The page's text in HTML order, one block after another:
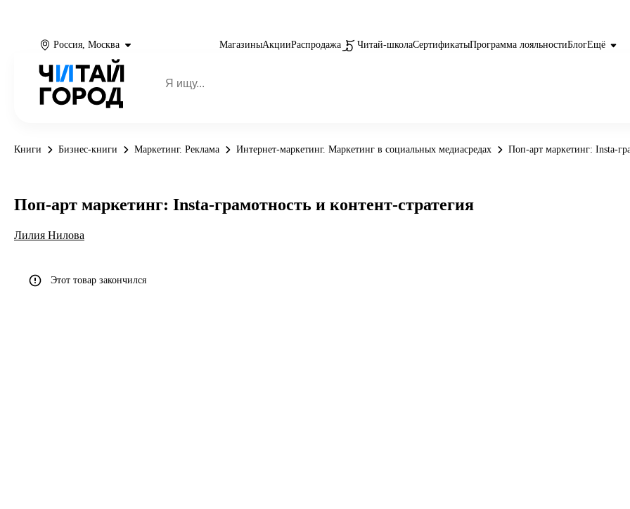
Россия, Москва МагазиныАкцииРаспродажа Читай-школаСертификатыПрограмма лояльностиБлогЕщё
Книги Бизнес-книги Маркетинг. Реклама Интернет-маркетинг. Маркетинг в социальных медиасредах Поп-арт маркетинг: Insta-
Поп-арт маркетинг: Insta-грамотность и контент-стратегия
Лилия Нилова
Этот товар закончился